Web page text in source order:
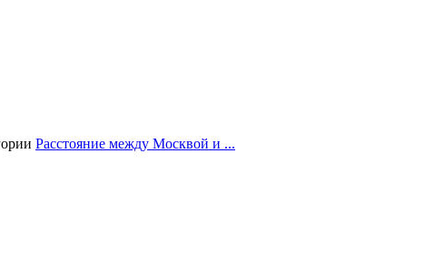
Расстояние между Москвой и ...